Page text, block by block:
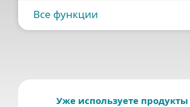
Все функции
Уже используете продукты